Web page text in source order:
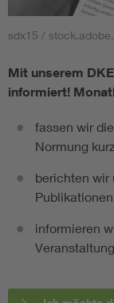
sdx15 /
Mit unserem
informiert!
fassen wir
Normung
berichten wir
informieren